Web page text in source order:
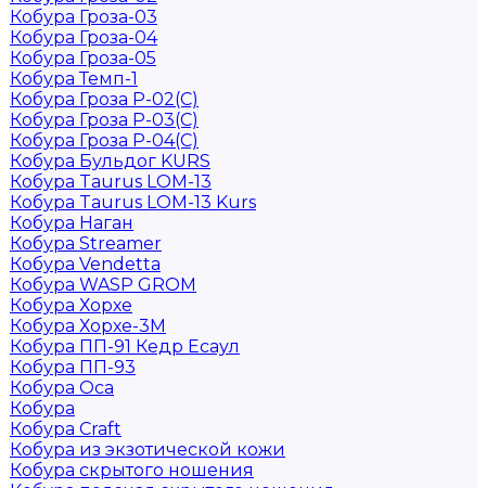
Кобура Гроза-03
Кобура Гроза-04
Кобура Гроза-05
Кобура Темп-1
Кобура Гроза Р-02(С)
Кобура Гроза Р-03(С)
Кобура Гроза Р-04(С)
Кобура Бульдог KURS
Кобура Taurus LOM-13
Кобура Taurus LOM-13 Kurs
Кобура Наган
Кобура Streamer
Кобура Vendetta
Кобура WASP GROM
Кобура Хорхе
Кобура Хорхе-3М
Кобура ПП-91 Кедр Есаул
Кобура ПП-93
Кобура Оса
Кобура
Кобура Craft
Кобура из экзотической кожи
Кобура скрытого ношения